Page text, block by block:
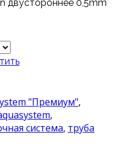
двустороннее 0,5mm
"Премиум",
,
система, труба